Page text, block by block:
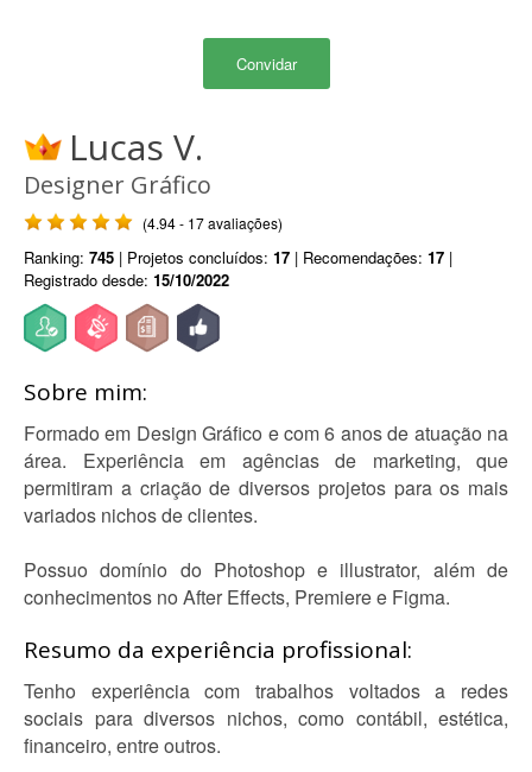
Convidar
Lucas V.
Designer Gráfico
(4.94 - 17 avaliações)
Ranking: 745 | Projetos concluídos: 17 | Recomendações: 17 |
Registrado desde: 15/10/2022
Sobre mim:
Formado em Design Gráfico e com 6 anos de atuação na
área. Experiência em agências de marketing, que
permitiram a criação de diversos projetos para os mais
variados nichos de clientes.
Possuo domínio do Photoshop e illustrator, além de
conhecimentos no After Effects, Premiere e Figma.
Resumo da experiência profissional:
Tenho experiência com trabalhos voltados a redes
sociais para diversos nichos, como contábil, estética,
financeiro, entre outros.